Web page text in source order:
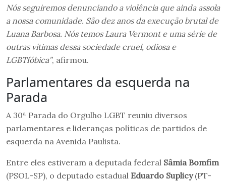
Nós seguiremos denunciando a violência que ainda assola
a nossa comunidade. São dez anos da execução brutal de
Luana Barbosa. Nós temos Laura Vermont e uma série de
outras vítimas dessa sociedade cruel, odiosa e
LGBTfóbica”, afirmou.
Parlamentares da esquerda na
Parada
A 30ª Parada do Orgulho LGBT reuniu diversos
parlamentares e lideranças políticas de partidos de
esquerda na Avenida Paulista.
Entre eles estiveram a deputada federal Sâmia Bomfim
(PSOL-SP), o deputado estadual Eduardo Suplicy(PT-